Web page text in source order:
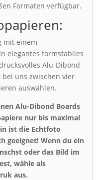
Formaten verfügbar.
mit einem
elegantes formstabiles
Alu-Dibond
uns zwischen vier
auswählen.
Alu-Dibond Boards
nur bis maximal
ist die Echtfoto
geeignet! Wenn du ein
oder das Bild im
wähle als
aus.